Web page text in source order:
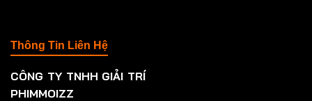
Thông Tin Liên Hệ
CÔNG TY TNHH GIẢI TRÍ
PHIMMOIZZ